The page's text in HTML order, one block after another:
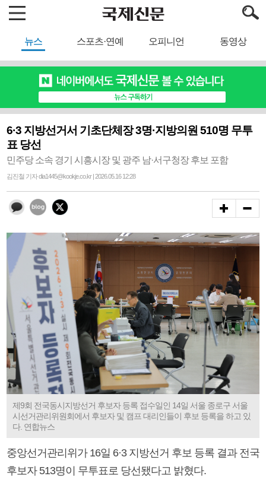
뉴스 스포츠·연예 오피니언 동영상
6·3 지방선거서 기초단체장 3명·지방의원 510명 무투
표 당선
민주당 소속 경기 시흥시장 및 광주 남·서구청장 후보 포함
김진철 기자 dia1445@kookje.co.kr | 2026.05.16 12:28
제9회 전국동시지방선거 후보자 등록 접수일인 14일 서울 종로구 서울
시선거관리위원회에서 후보자 및 캠프 대리인들이 후보 등록을 하고 있
다. 연합뉴스
중앙선거관리위가 16일 6·3 지방선거 후보 등록 결과 전국
후보자 513명이 무투표로 당선됐다고 밝혔다.